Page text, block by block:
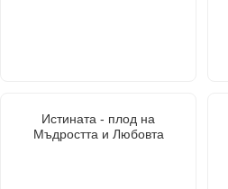
Истината - плод на
Мъдростта и Любовта